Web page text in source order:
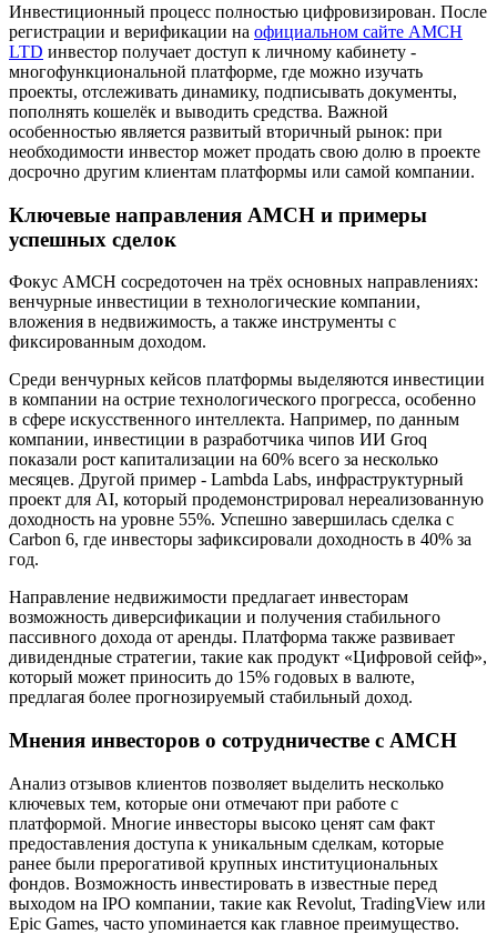
Инвестиционный процесс полностью цифровизирован. После
регистрации и верификации на официальном сайте AMCH
LTD инвестор получает доступ к личному кабинету -
многофункциональной платформе, где можно изучать
проекты, отслеживать динамику, подписывать документы,
пополнять кошелёк и выводить средства. Важной
особенностью является развитый вторичный рынок: при
необходимости инвестор может продать свою долю в проекте
досрочно другим клиентам платформы или самой компании.
Ключевые направления AMCH и примеры
успешных сделок
Фокус AMCH сосредоточен на трёх основных направлениях:
венчурные инвестиции в технологические компании,
вложения в недвижимость, а также инструменты с
фиксированным доходом.
Среди венчурных кейсов платформы выделяются инвестиции
в компании на острие технологического прогресса, особенно
в сфере искусственного интеллекта. Например, по данным
компании, инвестиции в разработчика чипов ИИ Groq
показали рост капитализации на 60% всего за несколько
месяцев. Другой пример - Lambda Labs, инфраструктурный
проект для AI, который продемонстрировал нереализованную
доходность на уровне 55%. Успешно завершилась сделка с
Carbon 6, где инвесторы зафиксировали доходность в 40% за
год.
Направление недвижимости предлагает инвесторам
возможность диверсификации и получения стабильного
пассивного дохода от аренды. Платформа также развивает
дивидендные стратегии, такие как продукт «Цифровой сейф»,
который может приносить до 15% годовых в валюте,
предлагая более прогнозируемый стабильный доход.
Мнения инвесторов о сотрудничестве с AMCH
Анализ отзывов клиентов позволяет выделить несколько
ключевых тем, которые они отмечают при работе с
платформой. Многие инвесторы высоко ценят сам факт
предоставления доступа к уникальным сделкам, которые
ранее были прерогативой крупных институциональных
фондов. Возможность инвестировать в известные перед
выходом на IPO компании, такие как Revolut, TradingView или
Epic Games, часто упоминается как главное преимущество.